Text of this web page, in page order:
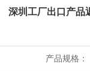
深圳工厂出口产品
产品规格：